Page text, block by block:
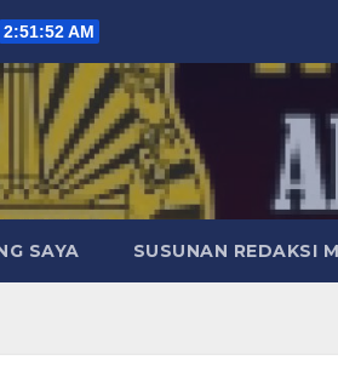
2:51:53 AM
SAYA SUSUNAN REDAKSI